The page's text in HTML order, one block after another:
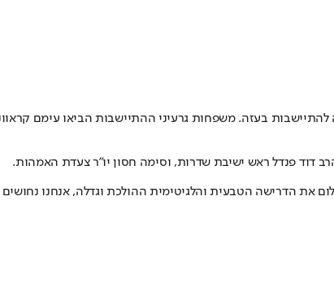
בעזה. משפחות גרעיני ההתיישבות הביאו עימם
דוד פנדל ראש ישיבת שדרות, וסימה חסון יו"ר צעדת האמהות.
את הדרישה הטבעית והלגיטימית ההולכת וגדלה, אנחנו נחושים